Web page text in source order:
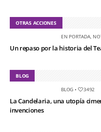
OTRAS ACCIONES
EN PORTADA,
Un repaso por la historia del
BLOG
BLOG • 3492
La Candelaria, una utopía
invenciones